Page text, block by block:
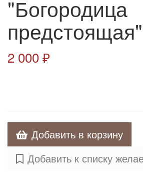
"Богородица
предстоящая"
2 000 ₽
Добавить в корзину
Добавить к списку